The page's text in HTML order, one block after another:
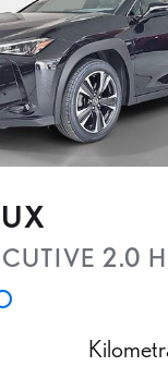
2.0